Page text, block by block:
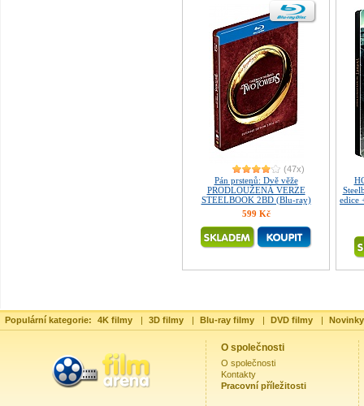
(47x)
Pán prstenů: Dvě věže
PRODLOUŽENÁ VERZE
STEELBOOK 2BD (Blu-ray)
599 Kč
edice
Populární kategorie: 4K filmy | 3D filmy | Blu-ray filmy | DVD filmy |
O společnosti
O společnosti
Kontakty
Pracovní příležitosti